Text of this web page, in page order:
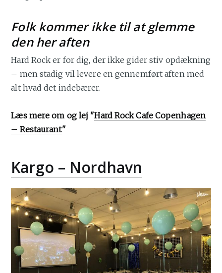
Folk kommer ikke til at glemme
den her aften
Hard Rock er for dig, der ikke gider stiv opdækning
– men stadig vil levere en gennemført aften med
alt hvad det indebærer.
Læs mere om og lej "Hard Rock Cafe Copenhagen
– Restaurant"
Kargo – Nordhavn